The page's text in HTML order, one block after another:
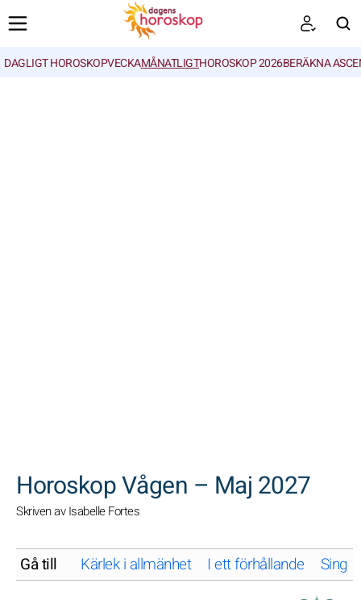
DAGLIGT HOROSKOPVECKAMÅNATLIGTHOROSKOP 2026BERÄKNA
Horoskop Vågen – Maj 2027
Skriven av Isabelle Fortes
Gå till Kärlek i allmänhet I ett förhållande Singel